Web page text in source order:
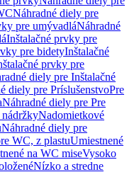
Náhradné diely pre
pre umývadláNáhradné
Inštalačné prvky pre
pre bidetyInštalačné
prvky pre
diely pre Inštalačné
diely pre PríslušenstvoPre
Náhradné diely pre Pre
nádržkyNadomietkové
Náhradné diely pre
WC, z plastuUmiestnené
na WC miseVysoko
Nízko a stredne